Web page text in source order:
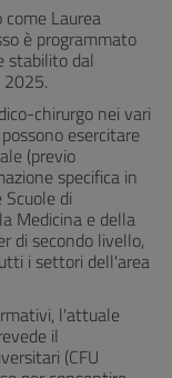
Laurea
è programmato
stabilito dal
chirurgo nei vari
esercitare
(previo
specifica in
di
Medicina e della
di secondo livello,
i settori dell'area
l'attuale
il
(CFU